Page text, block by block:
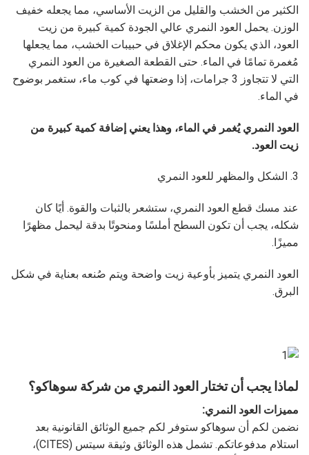
الكثير من الخشب والقليل من الزيت الأساسي، مما يجعله خفيف
الوزن. يحمل العود النمري عالي الجودة كمية كبيرة من زيت
العود، الذي يكون محكم الإغلاق في حبيبات الخشب، مما يجعلها
مُغمرة تمامًا في الماء. حتى القطعة الصغيرة من العود النمري
التي لا تتجاوز 3 جرامات، إذا وضعتها في كوب ماء، ستغمر بوضوح
في الماء.
العود النمري يُغمر في الماء، وهذا يعني إضافة كمية كبيرة من
زيت العود.
3. الشكل والمظهر للعود النمري
عند مسك قطع العود النمري، ستشعر بالثبات والقوة. أيًا كان
شكله، يجب أن تكون السطح أملسًا ومنحوتًا بدقة ليحمل مظهرًا
مميزًا.
العود النمري يتميز بأوعية زيت واضحة ويتم صُنعه بعناية في شكل
البرق.
لماذا يجب أن تختار العود النمري من شركة سوهاكو؟
مميزات العود النمري:
نضمن لكم أن سوهاكو ستوفر لكم جميع الوثائق القانونية بعد
استلام مدفوعاتكم. تشمل هذه الوثائق وثيقة سيتس (CITES)،